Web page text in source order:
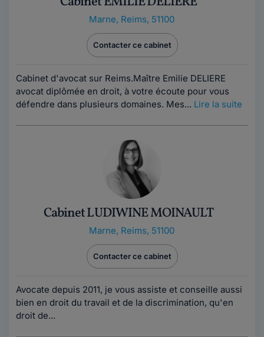
Marne, Reims, 51100
Contacter ce cabinet
Cabinet d'avocat sur Reims.Maître Emilie DELIERE
avocat diplômée en droit, à votre écoute pour vous
défendre dans plusieurs domaines. Mes... Lire la suite
Cabinet LUDIWINE MOINAULT
Marne, Reims, 51100
Contacter ce cabinet
Avocate depuis 2011, je vous assiste et conseille aussi
bien en droit du travail et de la discrimination, qu'en
droit de...